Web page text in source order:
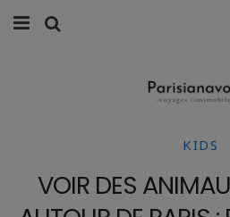
FAMILLE
VOYAGES
WEEK-
KIDS
VOIR DES